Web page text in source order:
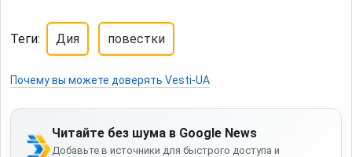
Теги: Дия повестки
Почему вы можете доверять Vesti-UA
Читайте без шума в Google News
Добавьте в источники для быстрого доступа и